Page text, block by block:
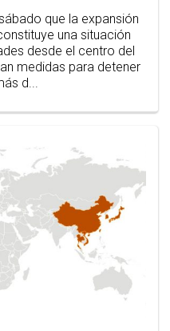
que la expansión
una situación
desde el centro del
medidas para detener
d...